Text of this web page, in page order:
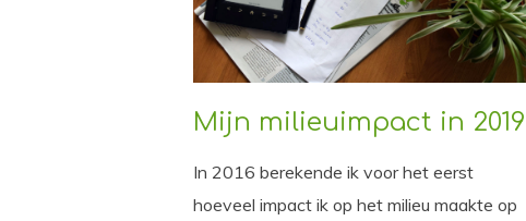
Mijn milieuimpact in 2019
In 2016 berekende ik voor het eerst
hoeveel impact ik op het milieu maakte op